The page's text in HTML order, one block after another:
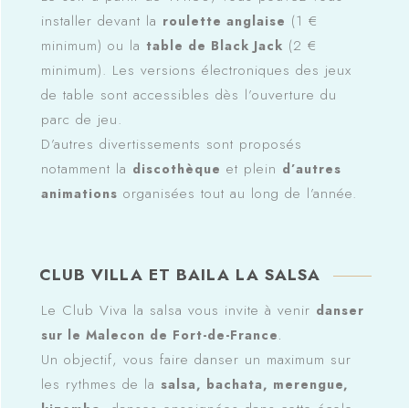
installer devant la roulette anglaise (1 €
minimum) ou la table de Black Jack (2 €
minimum). Les versions électroniques des jeux
de table sont accessibles dès l’ouverture du
parc de jeu.
D’autres divertissements sont proposés
notamment la discothèque et plein d’autres
animations organisées tout au long de l’année.
CLUB VILLA ET BAILA LA SALSA
Le Club Viva la salsa vous invite à venir danser
sur le Malecon de Fort-de-France.
Un objectif, vous faire danser un maximum sur
les rythmes de la salsa, bachata, merengue,